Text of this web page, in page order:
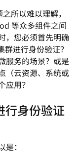
所以难以理解，
等众多组件之间
，您必须首先明确
进行身份验证？
服务的场景？或是
（云资源、系统或
应用？
行身份验证
：